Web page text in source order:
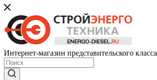
Интернет-магазин представительского класса